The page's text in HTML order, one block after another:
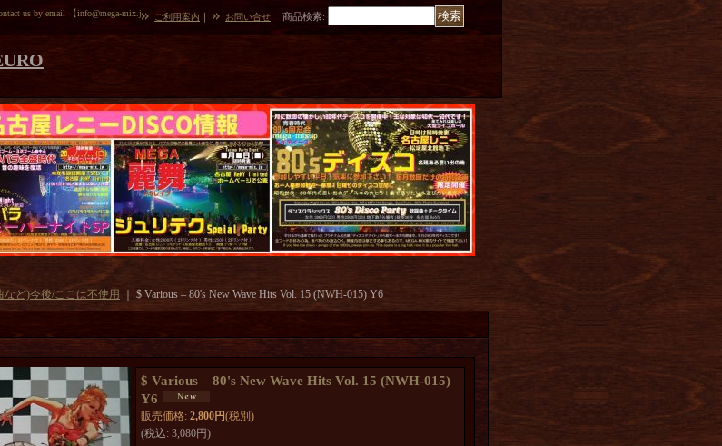
us by email 【info@mega-mix.j
ご利用案内 ｜ お問い合せ 商品検索:
など)今後/ここは不使用 $ Various – 80's New Wave Hits Vol. 15 (NWH-015) Y6
$ Various – 80's New Wave Hits Vol. 15 (NWH-015)
Y6
販売価格: 2,800円(税別)
(税込: 3,080円)